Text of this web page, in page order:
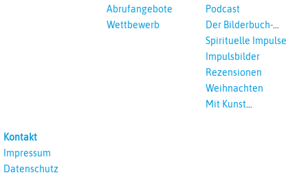
Abrufangebote
Wettbewerb
Podcast
Der Bilderbuch-
Podcast
Spirituelle Impulse
Impulsbilder
Rezensionen
Weihnachten
Mit Kunst
Kontakt
Impressum
Datenschutz